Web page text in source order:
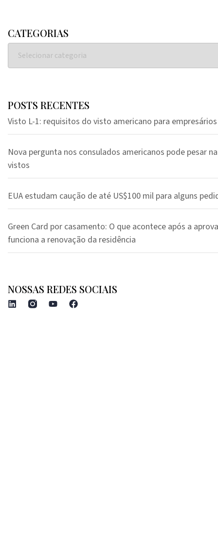
CATEGORIAS
POSTS RECENTES
Visto L-1: requisitos do visto americano para empresários
Nova pergunta nos consulados americanos pode pesar
vistos
EUA estudam caução de até US$100 mil para alguns
Green Card por casamento: O que acontece após a
funciona a renovação da residência
NOSSAS REDES SOCIAIS